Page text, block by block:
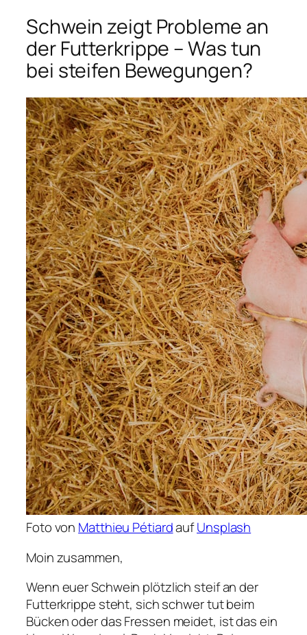
Schwein zeigt Probleme an
der Futterkrippe – Was tun
bei steifen Bewegungen?
Foto von Matthieu PétiardaufUnsplash
Moin zusammen,
Wenn euer Schwein plötzlich steif an der
Futterkrippe steht, sich schwer tut beim
Bücken oder das Fressen meidet, ist das ein